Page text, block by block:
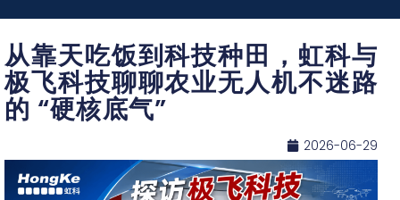
从靠天吃饭到科技种田，虹科与
极飞科技聊聊农业无人机不迷路
的 “硬核底气”
2026-06-29